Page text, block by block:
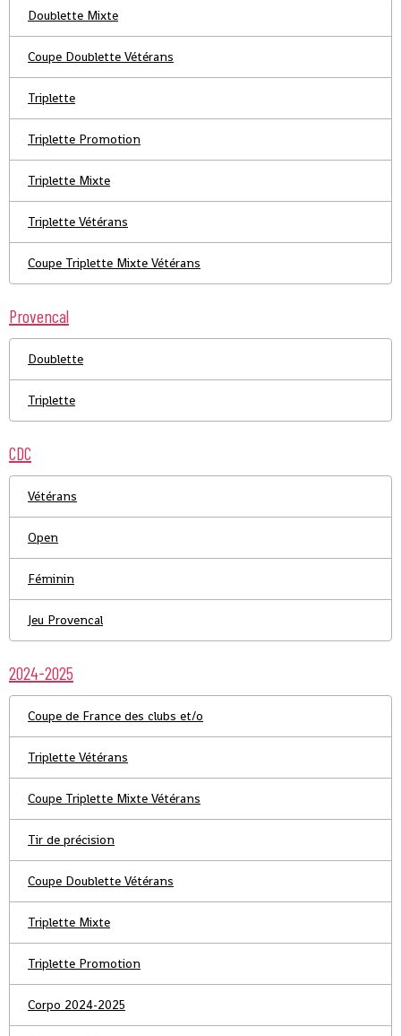
Doublette Mixte
Coupe Doublette Vétérans
Triplette
Triplette Promotion
Triplette Mixte
Triplette Vétérans
Coupe Triplette Mixte Vétérans
Provencal
Doublette
Triplette
CDC
Vétérans
Open
Féminin
Jeu Provencal
2024-2025
Coupe de France des clubs et/o
Triplette Vétérans
Coupe Triplette Mixte Vétérans
Tir de précision
Coupe Doublette Vétérans
Triplette Mixte
Triplette Promotion
Corpo 2024-2025